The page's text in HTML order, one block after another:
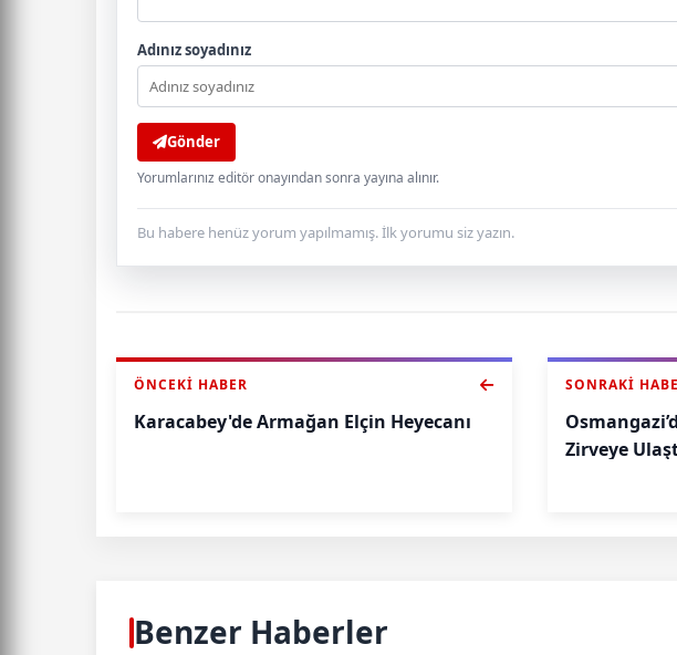
Adınız soyadınız
Gönder
Yorumlarınız editör onayından sonra yayına alınır.
Bu habere henüz yorum yapılmamış. İlk yorumu siz yazın.
ÖNCEKI HABER
Karacabey'de Armağan Elçin Heyecanı
SONRAKI
Zirveye
Benzer Haberler